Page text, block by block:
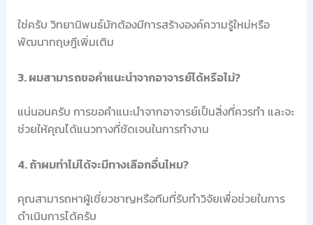
ใช่ครับ วิทยานิพนธ์มักต้องมีการสร้างองค์ความรู้ใหม่หรือ
พัฒนาทฤษฎีเพิ่มเติม
3. ผมสามารถขอคำแนะนำจากอาจารย์ได้หรือไม่?
แน่นอนครับ การขอคำแนะนำจากอาจารย์เป็นสิ่งที่ควรทำ และจะ
ช่วยให้คุณได้แนวทางที่ชัดเจนในการทำงาน
4. ถ้าผมทำไม่ได้จะมีทางเลือกอื่นไหม?
คุณสามารถหาผู้เชี่ยวชาญหรือทีมที่รับทำวิจัยเพื่อช่วยในการ
ดำเนินการได้ครับ